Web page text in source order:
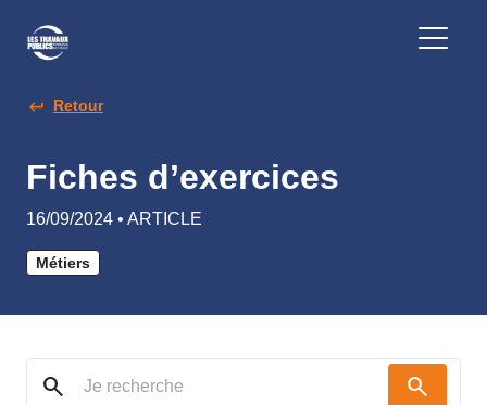
Retour
Fiches d’exercices
16/09/2024 • ARTICLE
Métiers
search search